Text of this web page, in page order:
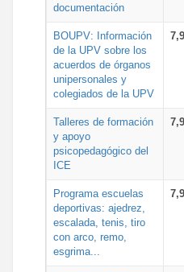
documentación
BOUPV: Información
de la UPV sobre los
acuerdos de órganos
unipersonales y
colegiados de la UPV
Talleres de formación
y apoyo
psicopedagógico del
ICE
Programa escuelas
deportivas: ajedrez,
escalada, tenis, tiro
con arco, remo,
esgrima...